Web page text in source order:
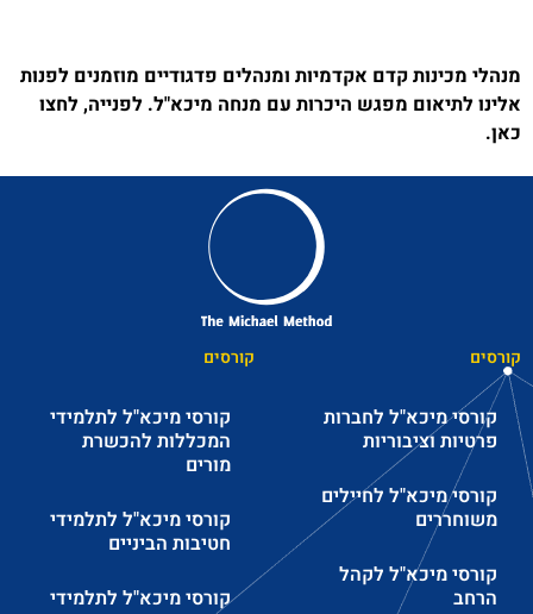
מנהלי מכינות קדם אקדמיות ומנהלים פדגודיים מוזמנים לפנות
אלינו לתיאום מפגש היכרות עם מנחה מיכא"ל. לפנייה, לחצו
כאן.
קורסים
קורסי מיכא"ל לחברות
פרטיות וציבוריות
קורסי מיכא"ל לחיילים
משוחררים
קורסי מיכא"ל לקהל
הרחב
קורסים
קורסי מיכא"ל לתלמידי
המכללות להכשרת
מורים
קורסי מיכא"ל לתלמידי
חטיבות הביניים
קורסי מיכא"ל לתלמידי